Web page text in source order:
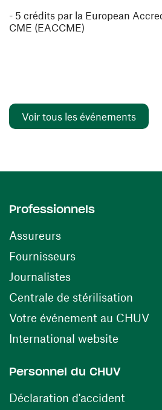
- 5 crédits par la European
CME (EACCME)
Voir tous les événements
Professionnels
Assureurs
Fournisseurs(ouvre une
Journalistes
Centrale de stérilisation
Votre événement au CHUV
International website
Personnel du CHUV
Déclaration d'accident